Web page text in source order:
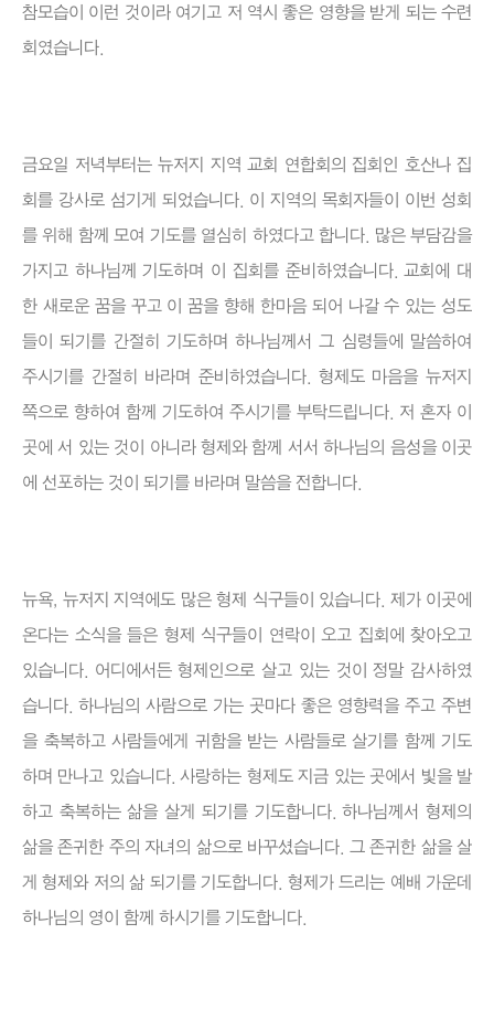
참모습이 이런 것이라 여기고 저 역시 좋은 영향을 받게 되는 수련
회였습니다.
금요일 저녁부터는 뉴저지 지역 교회 연합회의 집회인 호산나 집
회를 강사로 섬기게 되었습니다. 이 지역의 목회자들이 이번 성회
를 위해 함께 모여 기도를 열심히 하였다고 합니다. 많은 부담감을
가지고 하나님께 기도하며 이 집회를 준비하였습니다. 교회에 대
한 새로운 꿈을 꾸고 이 꿈을 향해 한마음 되어 나갈 수 있는 성도
들이 되기를 간절히 기도하며 하나님께서 그 심령들에 말씀하여
주시기를 간절히 바라며 준비하였습니다. 형제도 마음을 뉴저지
쪽으로 향하여 함께 기도하여 주시기를 부탁드립니다. 저 혼자 이
곳에 서 있는 것이 아니라 형제와 함께 서서 하나님의 음성을 이곳
에 선포하는 것이 되기를 바라며 말씀을 전합니다.
뉴욕, 뉴저지 지역에도 많은 형제 식구들이 있습니다. 제가 이곳에
온다는 소식을 들은 형제 식구들이 연락이 오고 집회에 찾아오고
있습니다. 어디에서든 형제인으로 살고 있는 것이 정말 감사하였
습니다. 하나님의 사람으로 가는 곳마다 좋은 영향력을 주고 주변
을 축복하고 사람들에게 귀함을 받는 사람들로 살기를 함께 기도
하며 만나고 있습니다. 사랑하는 형제도 지금 있는 곳에서 빛을 발
하고 축복하는 삶을 살게 되기를 기도합니다. 하나님께서 형제의
삶을 존귀한 주의 자녀의 삶으로 바꾸셨습니다. 그 존귀한 삶을 살
게 형제와 저의 삶 되기를 기도합니다. 형제가 드리는 예배 가운데
하나님의 영이 함께 하시기를 기도합니다.